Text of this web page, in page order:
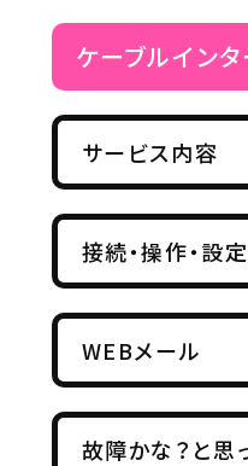
ケーブルインタ
サービス内容
接続・操作・設定
WEBメール
故障かな？と思